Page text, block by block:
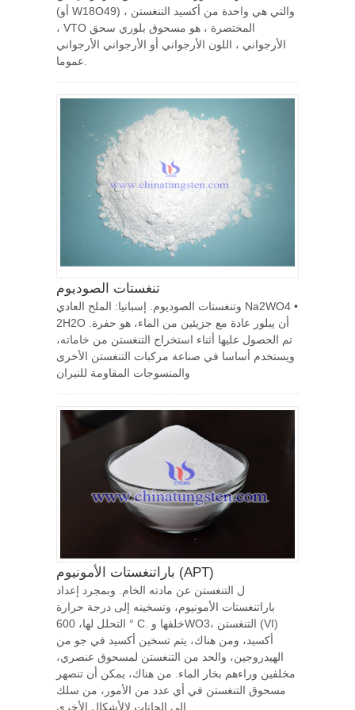
(أو W18O49) ، والتي هي واحدة من أكسيد التنغستن
، VTO المختصرة ، هو مسحوق بلوري سحق
الأرجواني ، اللون الأرجواني أو الأرجواني الأرجواني
عموما.
تنغستات الصوديوم
وتنغستات الصوديوم. إسبانيا: الملح العادي Na2WO4 •
2H2O أن يبلور عادة مع جزيئين من الماء، هو حفرة.
تم الحصول عليها أثناء استخراج التنغستن من خاماته،
ويستخدم أساسا في صناعة مركبات التنغستن الأخرى
والمنسوجات المقاومة للنيران
باراتنغستات الأمونيوم (APT)
ل التنغستن عن مادته الخام. وبمجرد إعداد
باراتنغستات الأمونيوم، وتسخينه إلى درجة حرارة
التحلل لها، 600 ° C. خلفها وWO3، التنغستن (VI)
أكسيد، ومن هناك، يتم تسخين أكسيد في جو من
الهيدروجين، والحد من التنغستن لمسحوق عنصري،
مخلفين وراءهم بخار الماء. من هناك، يمكن أن تنصهر
مسحوق التنغستن في أي عدد من الأمور، من سلك